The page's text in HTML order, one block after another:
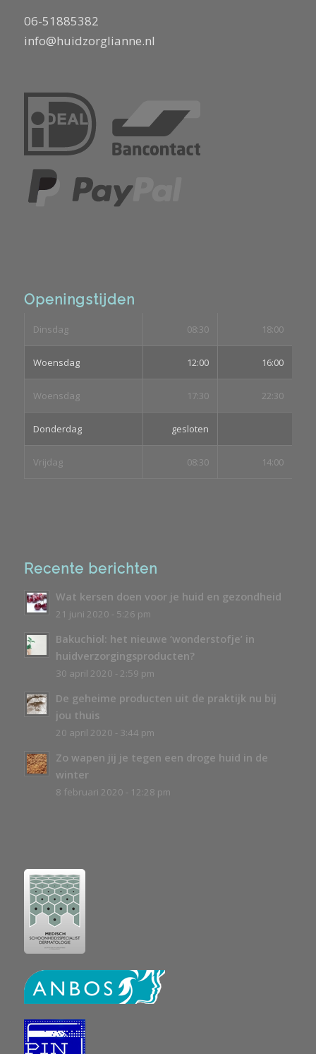
06-51885382
info@huidzorglianne.nl
Openingstijden
Dinsdag 08:30 18:00
Woensdag 12:00 16:00
Woensdag 17:30 22:30
Donderdag gesloten
Vrijdag 08:30 14:00
Recente berichten
Wat kersen doen voor je huid en gezondheid
21 juni 2020 - 5:26 pm
Bakuchiol: het nieuwe ‘wonderstofje’ in
huidverzorgingsproducten?
30 april 2020 - 2:59 pm
De geheime producten uit de praktijk nu bij
jou thuis
20 april 2020 - 3:44 pm
Zo wapen jij je tegen een droge huid in de
winter
8 februari 2020 - 12:28 pm